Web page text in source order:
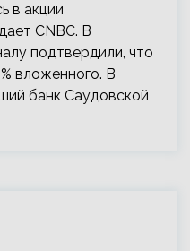
в акции
CNBC. В
подтвердили, что
вложенного. В
банк Саудовской